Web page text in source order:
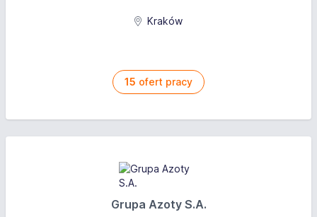
Kraków
15 ofert pracy
Grupa Azoty S.A.